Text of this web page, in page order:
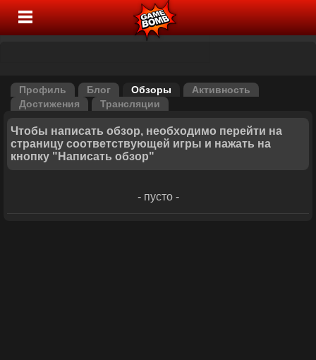
Профиль Блог Обзоры
Активность
Достижения
Трансляции
Чтобы написать обзор, необходимо перейти на
страницу соответствующей игры и нажать на
кнопку "Написать обзор"
- пусто -